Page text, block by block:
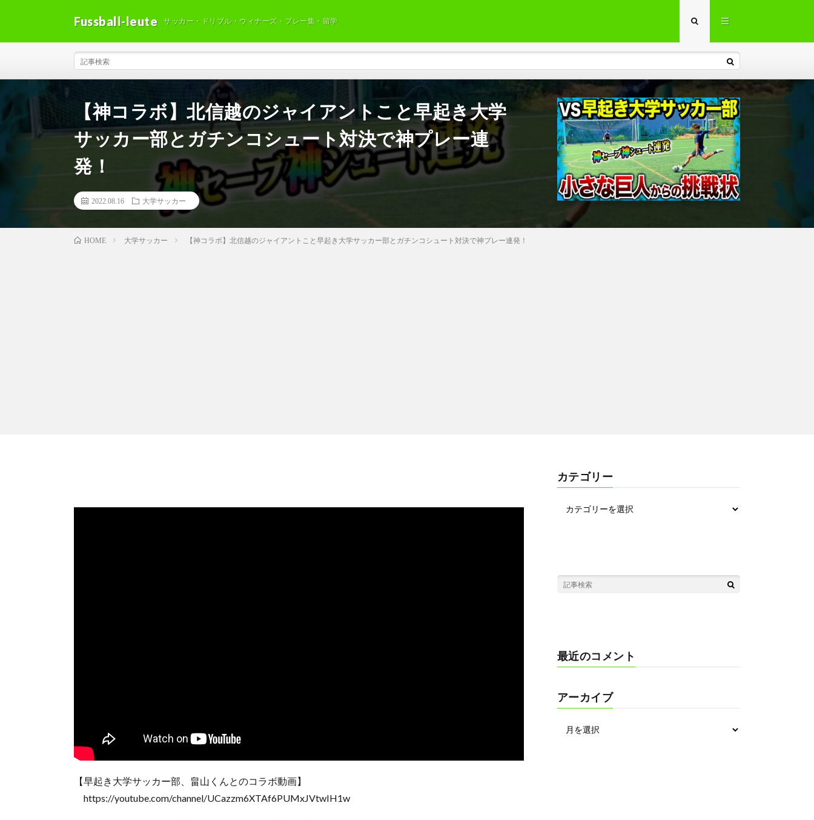
Fussball-leute サッカー・ドリブル・ウィナーズ・プレー集・留学
【神コラボ】北信越のジャイアントこと早起き大学
サッカー部とガチンコシュート対決で神プレー連
発！
2022.08.16 大学サッカー
HOME 大学サッカー 【神コラボ】北信越のジャイアントこと早起き大学サッカー部とガチンコシュート対決で神プレー連発！
【早起き大学サッカー部、畠山くんとのコラボ動画】
https://youtube.com/channel/UCazzm6XTAf6PUMxJVtwIH1w
カテゴリー
最近のコメント
アーカイブ